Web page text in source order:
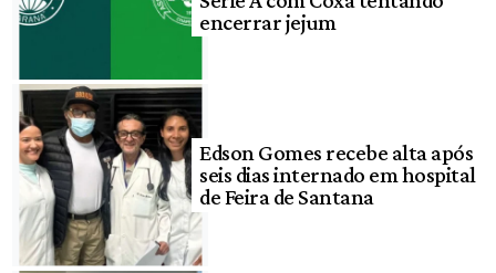
encerrar jejum
Edson Gomes recebe alta após
seis dias internado em hospital
de Feira de Santana